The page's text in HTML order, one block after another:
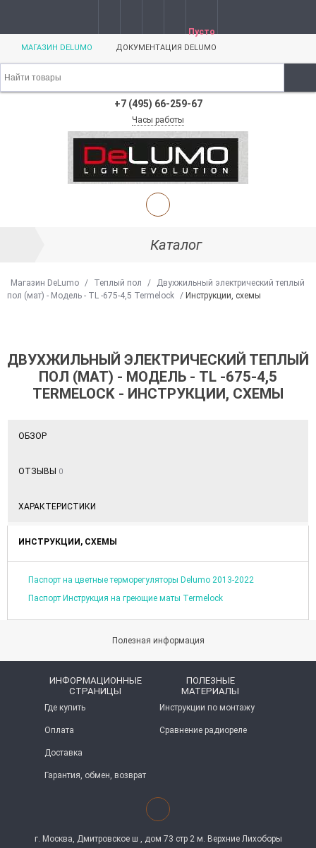
Пусто
МАГАЗИН DELUMO ДОКУМЕНТАЦИЯ DELUMO
+7 (495) 66-259-67
Часы работы
Каталог
Магазин DeLumo / Теплый пол /
Двухжильный электрический теплый
пол (мат) - Модель - TL -675-4,5 Termelock / Инструкции, схемы
ДВУХЖИЛЬНЫЙ ЭЛЕКТРИЧЕСКИЙ ТЕПЛЫЙ
ПОЛ (МАТ) - МОДЕЛЬ - TL -675-4,5
TERMELOCK - ИНСТРУКЦИИ, СХЕМЫ
ОБЗОР
ОТЗЫВЫ 0
ХАРАКТЕРИСТИКИ
ИНСТРУКЦИИ, СХЕМЫ
Паспорт на цветные терморегуляторы Delumo 2013-2022
Паспорт Инструкция на греющие маты Termelock
Полезная информация
ИНФОРМАЦИОННЫЕ
СТРАНИЦЫ
Где купить
Оплата
Доставка
Гарантия, обмен, возврат
ПОЛЕЗНЫЕ
МАТЕРИАЛЫ
Инструкции по монтажу
Сравнение радиореле
г. Москва, Дмитровское ш , дом 73 стр 2 м. Верхние Лихоборы